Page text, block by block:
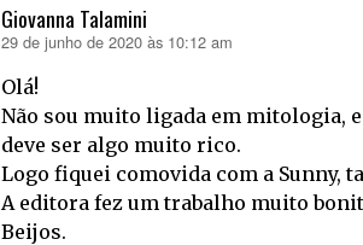
Giovanna Talamini
disse:
29 de junho de 2020 às 10:12 am
Olá!
Não sou muito ligada em mitologia,
deve ser algo muito rico.
Logo fiquei comovida com a Sunny,
A editora fez um trabalho muito
Beijos.